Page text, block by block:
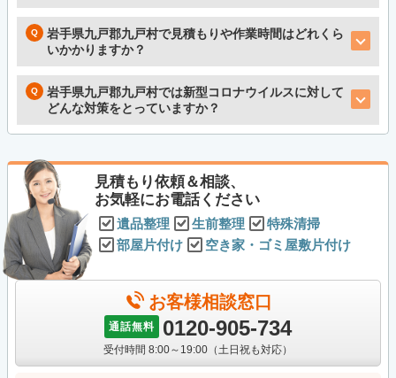
岩手県九戸郡九戸村で見積もりや作業時間はどれくら
いかかりますか？
岩手県九戸郡九戸村では新型コロナウイルスに対して
どんな対策をとっていますか？
見積もり依頼＆相談、
お気軽にお電話ください
遺品整理 生前整理
特殊清掃
部屋片付け
空き家・ゴミ屋敷片付け
お客様相談窓口
通話無料 0120-905-734
受付時間 8:00～19:00（土日祝も対応）